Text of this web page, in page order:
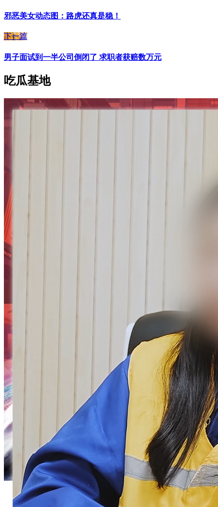
邪恶美女动态图：路虎还真是稳！
下一篇
男子面试到一半公司倒闭了 求职者获赔数万元
吃瓜基地